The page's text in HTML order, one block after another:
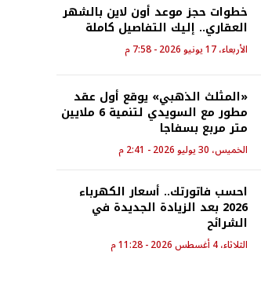
خطوات حجز موعد أون لاين بالشهر
العقاري.. إليك التفاصيل كاملة
الأربعاء، 17 يونيو 2026 - 7:58 م
«المثلث الذهبي» يوقع أول عقد
مطور مع السويدي لتنمية 6 ملايين
متر مربع بسفاجا
الخميس، 30 يوليو 2026 - 2:41 م
احسب فاتورتك.. أسعار الكهرباء
2026 بعد الزيادة الجديدة في
الشرائح
الثلاثاء، 4 أغسطس 2026 - 11:28 م